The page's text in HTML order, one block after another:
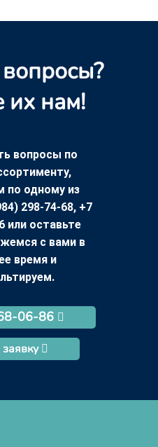
их нам!
вопросы по
по одному из
298-74-68, +7
или оставьте
с вами в
время и
06-86